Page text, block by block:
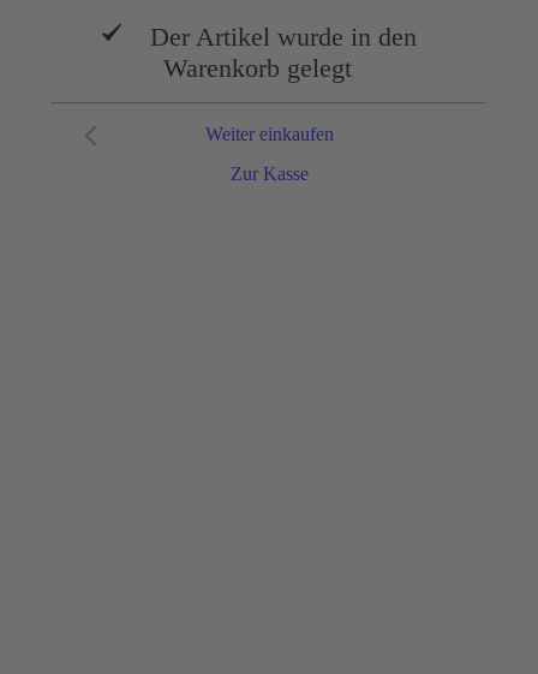
Der Artikel wurde in den
Warenkorb gelegt
Zur Kasse
Weiter einkaufen